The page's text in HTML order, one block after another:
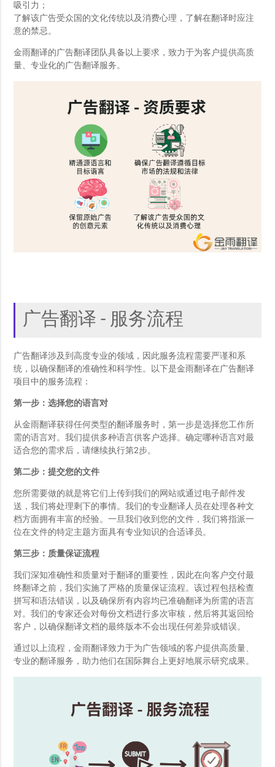
吸引力；
了解该广告受众国的文化传统以及消费心理，了解在翻译时应注
意的禁忌。
金雨翻译的广告翻译团队具备以上要求，致力于为客户提供高质
量、专业化的广告翻译服务。
广告翻译 - 服务流程
广告翻译涉及到高度专业的领域，因此服务流程需要严谨和系
统，以确保翻译的准确性和科学性。以下是金雨翻译在广告翻译
项目中的服务流程：
第一步：选择您的语言对
从金雨翻译获得任何类型的翻译服务时，第一步是选择您工作所
需的语言对。我们提供多种语言供客户选择。确定哪种语言对最
适合您的需求后，请继续执行第2步。
第二步：提交您的文件
您所需要做的就是将它们上传到我们的网站或通过电子邮件发
送，我们将处理剩下的事情。我们的专业翻译人员在处理各种文
档方面拥有丰富的经验。一旦我们收到您的文件，我们将指派一
位在文件的特定主题方面具有专业知识的合适译员。
第三步：质量保证流程
我们深知准确性和质量对于翻译的重要性，因此在向客户交付最
终翻译之前，我们实施了严格的质量保证流程。该过程包括检查
拼写和语法错误，以及确保所有内容均已准确翻译为所需的语言
对。我们的专家还会对每份文档进行多次审核，然后将其返回给
客户，以确保翻译文档的最终版本不会出现任何差异或错误。
通过以上流程，金雨翻译致力于为广告领域的客户提供高质量、
专业的翻译服务，助力他们在国际舞台上更好地展示研究成果。